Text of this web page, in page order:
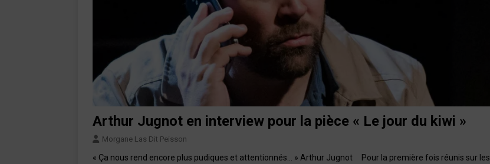
Arthur Jugnot en interview pour la pièce « Le jour du kiwi »
Morgane Las Dit Peisson
« Ça nous rend encore plus pudiques et attentionnés… » Arthur Jugnot Pour la première fois réunis sur les